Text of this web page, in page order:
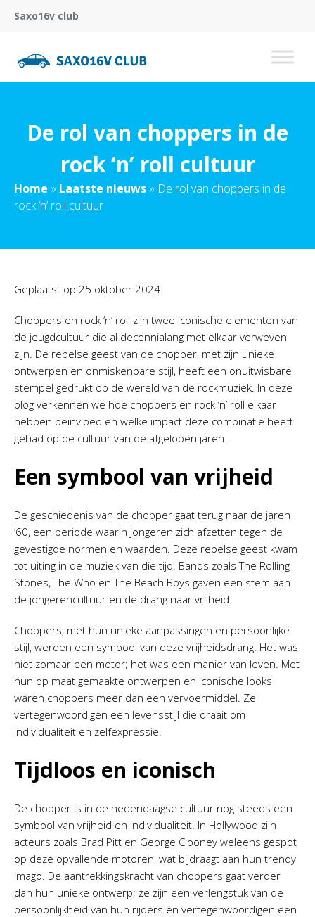
Saxo16v club
De rol van choppers in de
rock ‘n’ roll cultuur
Home » Laatste nieuws » De rol van choppers in de
rock ‘n’ roll cultuur
Geplaatst op 25 oktober 2024
Choppers en rock ‘n’ roll zijn twee iconische elementen van
de jeugdcultuur die al decennialang met elkaar verweven
zijn. De rebelse geest van de chopper, met zijn unieke
ontwerpen en onmiskenbare stijl, heeft een onuitwisbare
stempel gedrukt op de wereld van de rockmuziek. In deze
blog verkennen we hoe choppers en rock ‘n’ roll elkaar
hebben beïnvloed en welke impact deze combinatie heeft
gehad op de cultuur van de afgelopen jaren.
Een symbool van vrijheid
De geschiedenis van de chopper gaat terug naar de jaren
’60, een periode waarin jongeren zich afzetten tegen de
gevestigde normen en waarden. Deze rebelse geest kwam
tot uiting in de muziek van die tijd. Bands zoals The Rolling
Stones, The Who en The Beach Boys gaven een stem aan
de jongerencultuur en de drang naar vrijheid.
Choppers, met hun unieke aanpassingen en persoonlijke
stijl, werden een symbool van deze vrijheidsdrang. Het was
niet zomaar een motor; het was een manier van leven. Met
hun op maat gemaakte ontwerpen en iconische looks
waren choppers meer dan een vervoermiddel. Ze
vertegenwoordigen een levensstijl die draait om
individualiteit en zelfexpressie.
Tijdloos en iconisch
De chopper is in de hedendaagse cultuur nog steeds een
symbool van vrijheid en individualiteit. In Hollywood zijn
acteurs zoals Brad Pitt en George Clooney weleens gespot
op deze opvallende motoren, wat bijdraagt aan hun trendy
imago. De aantrekkingskracht van choppers gaat verder
dan hun unieke ontwerp; ze zijn een verlengstuk van de
persoonlijkheid van hun rijders en vertegenwoordigen een